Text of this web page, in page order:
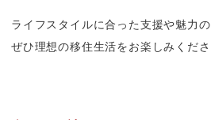
ライフスタイルに合った支援や魅力
ぜひ理想の移住生活をお楽しみくださ